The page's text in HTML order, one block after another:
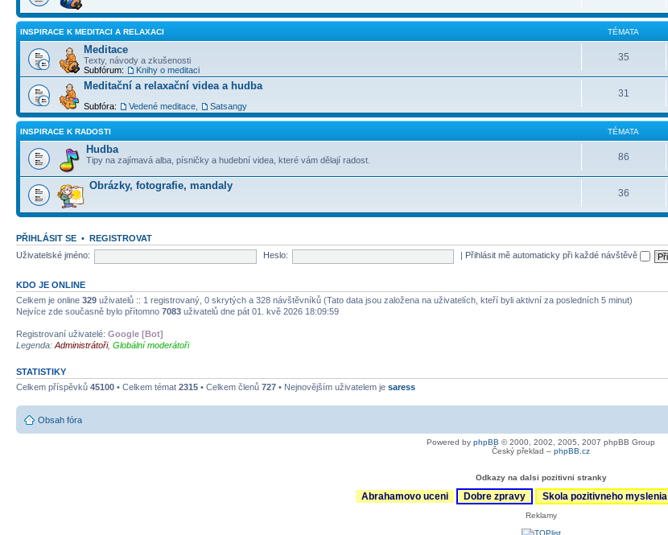
INSPIRACE K MEDITACI A RELAXACI TÉMATA
Meditace
Texty, návody a zkušenosti
Subfórum:
Knihy o meditaci
35
Meditační a relaxační videa a hudba
Subfóra: Vedené meditace Satsangy
31
INSPIRACE K RADOSTI TÉMATA
Hudba
Tipy na zajímavá alba, písničky a hudební videa, které vám dělají radost. 86
Obrázky, fotografie, mandaly
36
PŘIHLÁSIT SE • REGISTROVAT
Uživatelské jméno:
Heslo: Přihlásit mě automaticky při každé návštěvě
KDO JE ONLINE
Celkem je online 329 uživatelů :: 1 registrovaný, 0 skrytých a 328 návštěvníků (Tato data jsou založena na uživatelích, kteří byli aktivní za posledních 5 minut)
Nejvíce zde současně bylo přítomno 7083 uživatelů dne pát 01. kvě 2026 18:09:59
Registrovaní uživatelé: Google [Bot]
Legenda: Administrátoři, Globální moderátoři
STATISTIKY
Celkem příspěvků 45100 • Celkem témat 2315 • Celkem členů 727 • Nejnovějším uživatelem je saress
Obsah fóra
Powered by phpBB © 2000, 2002, 2005, 2007 phpBB Group
Český překlad – phpBB.cz
Odkazy na dalsi pozitivni stranky
Abrahamovo uceni Dobre zpravy Skola pozitivneho myslenia
Reklamy